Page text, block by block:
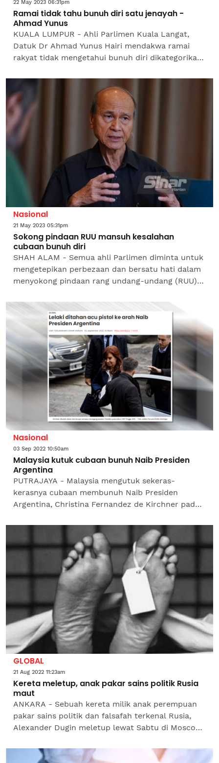
22 May 2023 06:31pm
Ramai tidak tahu bunuh diri satu jenayah -
Ahmad Yunus
KUALA LUMPUR - Ahli Parlimen Kuala Langat,
Datuk Dr Ahmad Yunus Hairi mendakwa ramai
rakyat tidak mengetahui bunuh diri dikategorikan
perbuatan tersebut...
Nasional
21 May 2023 05:31pm
Sokong pindaan RUU mansuh kesalahan
cubaan bunuh diri
SHAH ALAM - Semua ahli Parlimen diminta untuk
mengetepikan perbezaan dan bersatu hati dalam
menyokong pindaan rang undang-undang (RUU)
membunuh diri sebagai satu...
Nasional
03 Sep 2022 10:50am
Malaysia kutuk cubaan bunuh Naib Presiden
Argentina
PUTRAJAYA - Malaysia mengutuk sekeras-
kerasnya cubaan membunuh Naib Presiden
Argentina, Christina Fernandez de Kirchner pada
Putra), Malaysia bersolidariti...
GLOBAL
21 Aug 2022 11:23am
Kereta meletup, anak pakar sains politik Rusia
maut
ANKARA - Sebuah kereta milik anak perempuan
pakar sains politik dan falsafah terkenal Rusia,
Alexander Dugin meletup lewat Sabtu di Moscow,
Darya Dugina...